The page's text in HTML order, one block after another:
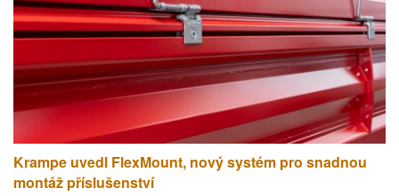
Krampe uvedl FlexMount, nový systém pro snadnou
montáž příslušenství